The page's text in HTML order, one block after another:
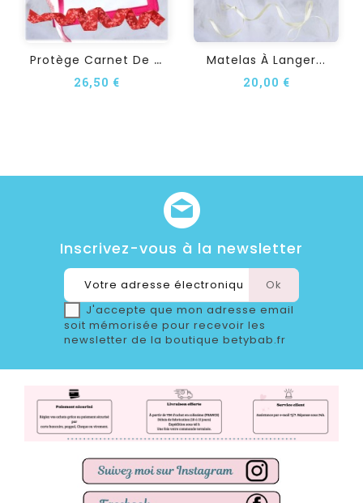
P
Rotège Carnet De Santé...
26,50 €
Matelas À Langer...
20,00 €
Inscrivez-vous à la newsletter
J'accepte que mon adresse email
soit mémorisée pour recevoir les
newsletter de la boutique betybab.fr